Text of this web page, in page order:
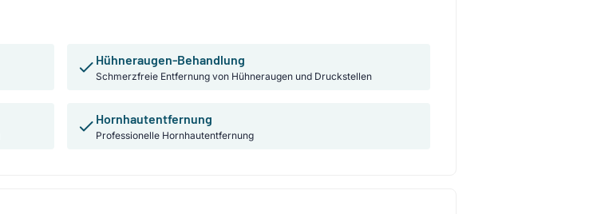
Hühneraugen-Behandlung
Schmerzfreie Entfernung von Hühneraugen und Druckstellen
Hornhautentfernung
Professionelle Hornhautentfernung